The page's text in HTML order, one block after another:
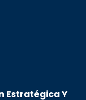
Estratégica Y